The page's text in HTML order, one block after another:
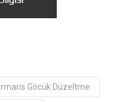
Göcük Düzeltme